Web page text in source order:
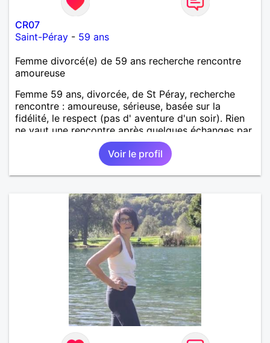
CR07
Saint-Péray - 59 ans
Femme divorcé(e) de 59 ans recherche rencontre
amoureuse
Femme 59 ans, divorcée, de St Péray, recherche
rencontre : amoureuse, sérieuse, basée sur la
fidélité, le respect (pas d' aventure d'un soir). Rien
ne vaut une rencontre après quelques échanges par
messages pour savoir si il y a un feeling entre les
deux et le désir de se revoir. Au plaisir de se
Voir le profil